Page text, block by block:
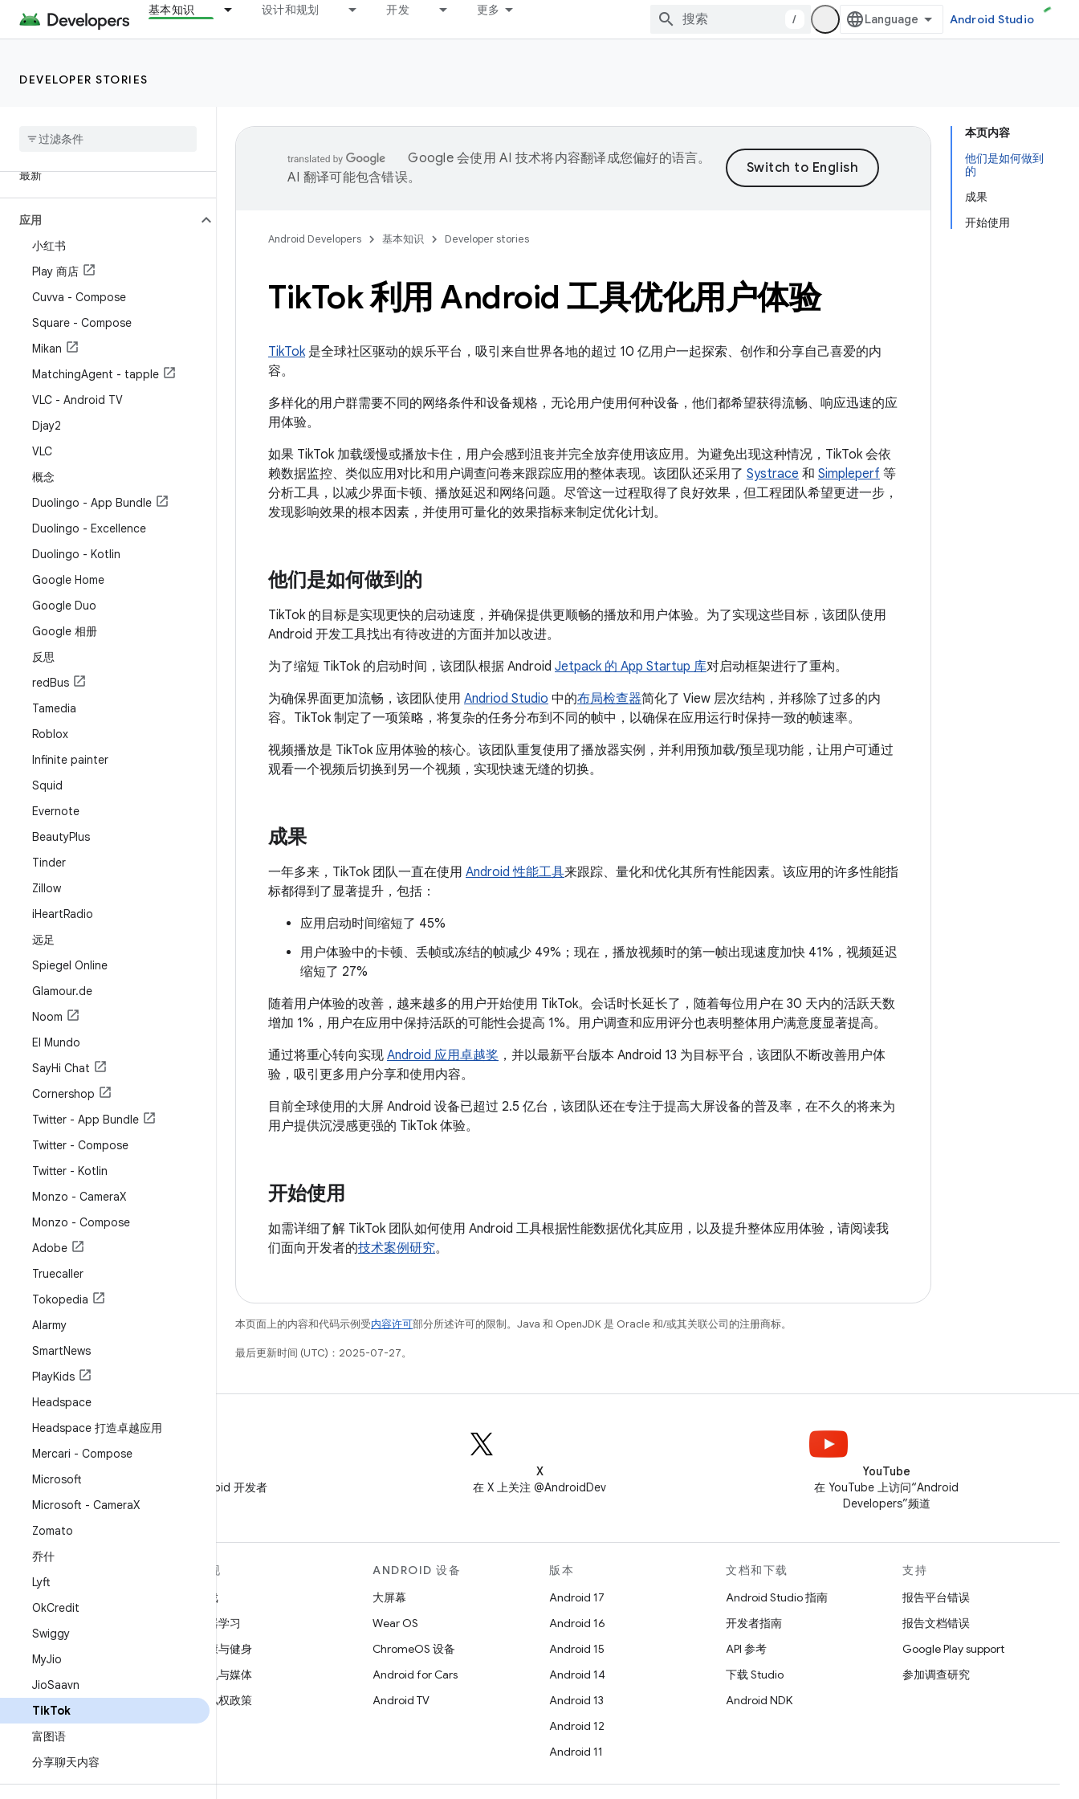
基本知识 设计和规划 开发 更多
/ Android Studio
DEVELOPER STORIES
最新
应用
小红书
Play 商店
Cuvva - Compose
Square - Compose
Mikan
MatchingAgent - tapple
VLC - Android TV
Djay2
VLC
概念
Duolingo - App Bundle
Duolingo - Excellence
Duolingo - Kotlin
Google Home
Google Duo
Google 相册
反思
redBus
Tamedia
Roblox
Infinite painter
Squid
Evernote
BeautyPlus
Tinder
Zillow
iHeartRadio
远足
Spiegel Online
Glamour.de
Noom
El Mundo
SayHi Chat
Cornershop
Twitter - App Bundle
Twitter - Compose
Twitter - Kotlin
Monzo - CameraX
Monzo - Compose
Adobe
Truecaller
Tokopedia
Alarmy
SmartNews
PlayKids
Headspace
Headspace 打造卓越应用
Mercari - Compose
Microsoft
Microsoft - CameraX
Zomato
乔什
Lyft
OkCredit
Swiggy
MyJio
JioSaavn
TikTok
富图语
分享聊天内容
本页内容
他们是如何做到
的
成果
开始使用
Google 会使用 AI 技术将内容翻译成您偏好的语言。
AI 翻译可能包含错误。
Android Developers 基本知识 Developer stories
TikTok 利用 Android 工具优化用户体验
TikTok是全球社区驱动的娱乐平台，吸引来自世界各地的超过 10 亿用户一起探索、创作和分享自己喜爱的内
容。
多样化的用户群需要不同的网络条件和设备规格，无论用户使用何种设备，他们都希望获得流畅、响应迅速的应
用体验。
如果 TikTok 加载缓慢或播放卡住，用户会感到沮丧并完全放弃使用该应用。为避免出现这种情况，TikTok 会依
赖数据监控、类似应用对比和用户调查问卷来跟踪应用的整体表现。该团队还采用了 Systrace 和 Simpleperf 等
分析工具，以减少界面卡顿、播放延迟和网络问题。尽管这一过程取得了良好效果，但工程团队希望更进一步，
发现影响效果的根本因素，并使用可量化的效果指标来制定优化计划。
他们是如何做到的
TikTok 的目标是实现更快的启动速度，并确保提供更顺畅的播放和用户体验。为了实现这些目标，该团队使用
Android 开发工具找出有待改进的方面并加以改进。
为了缩短 TikTok 的启动时间，该团队根据 Android Jetpack 的 App Startup 库对启动框架进行了重构。
为确保界面更加流畅，该团队使用 Andriod Studio 中的布局检查器简化了 View 层次结构，并移除了过多的内
容。TikTok 制定了一项策略，将复杂的任务分布到不同的帧中，以确保在应用运行时保持一致的帧速率。
视频播放是 TikTok 应用体验的核心。该团队重复使用了播放器实例，并利用预加载/预呈现功能，让用户可通过
观看一个视频后切换到另一个视频，实现快速无缝的切换。
成果
一年多来，TikTok 团队一直在使用 Android 性能工具来跟踪、量化和优化其所有性能因素。该应用的许多性能指
标都得到了显著提升，包括：
应用启动时间缩短了 45%
用户体验中的卡顿、丢帧或冻结的帧减少 49%；现在，播放视频时的第一帧出现速度加快 41%，视频延迟
缩短了 27%
随着用户体验的改善，越来越多的用户开始使用 TikTok。会话时长延长了，随着每位用户在 30 天内的活跃天数
增加 1%，用户在应用中保持活跃的可能性会提高 1%。用户调查和应用评分也表明整体用户满意度显著提高。
通过将重心转向实现 Android 应用卓越奖 ，并以最新平台版本 Android 13 为目标平台，该团队不断改善用户体
验，吸引更多用户分享和使用内容。
目前全球使用的大屏 Android 设备已超过 2.5 亿台，该团队还在专注于提高大屏设备的普及率，在不久的将来为
用户提供沉浸感更强的 TikTok 体验。
开始使用
如需详细了解 TikTok 团队如何使用 Android 工具根据性能数据优化其应用，以及提升整体应用体验，请阅读我
们面向开发者的技术案例研究。
本页面上的内容和代码示例受内容许可部分所述许可的限制。Java 和 OpenJDK 是 Oracle 和/或其关联公司的注册商标。
最后更新时间 (UTC)：2025-07-27。
在微信中关注 Android 开发者
X
在 X 上关注 @AndroidDev
YouTube
在 YouTube 上访问“Android
Developers”频道
新闻
博客
发现
游戏
机器学习
健康与健身
相机与媒体
隐私权政策
5G
ANDROID 设备
大屏幕
Wear OS
ChromeOS 设备
Android for Cars
Android TV
版本
Android 17
Android 16
Android 15
Android 14
Android 13
Android 12
Android 11
文档和下载
Android Studio 指南
开发者指南
API 参考
下载 Studio
Android NDK
支持
报告平台错误
报告文档错误
Google Play support
参加调查研究